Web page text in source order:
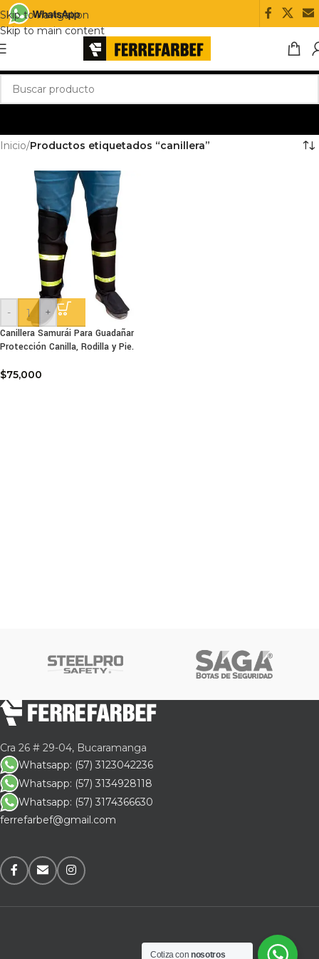
Skip to navigation
Skip to main content
Inicio/Productos etiquetados “canillera”
-
+
Canillera Samurái Para Guadañar
Protección Canilla, Rodilla y Pie.
$75,000
Cra 26 # 29-04, Bucaramanga
Whatsapp: (57) 3123042236
Whatsapp: (57) 3134928118
Whatsapp: (57) 3174366630
ferrefarbef@gmail.com
Cotiza connosotros